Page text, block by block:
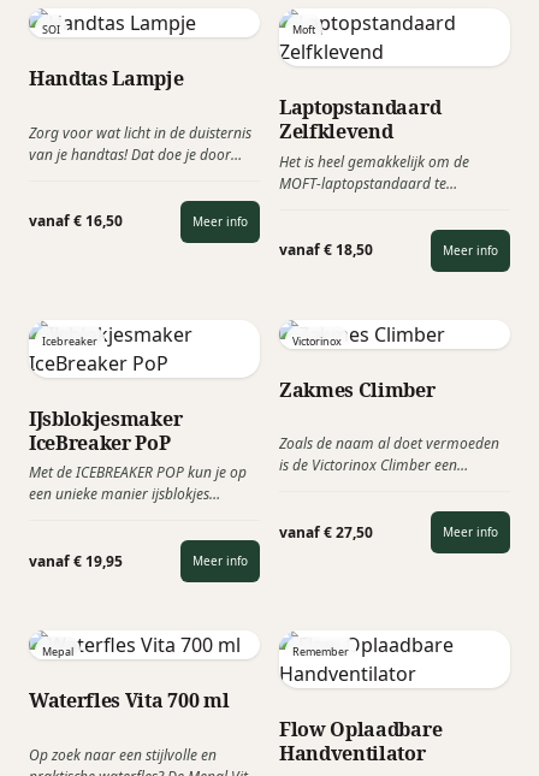
SOI
Handtas Lampje
Zorg voor wat licht in de duisternis
van je handtas! Dat doe je door
lampje. Het wereldwijd eerste
automatische lampje voor in je tas.
vanaf € 16,50 Meer info
Moft
Laptopstandaard
Zelfklevend
Het is heel gemakkelijk om de
MOFT-laptopstandaard te
seconde voor nodig om deze te
openen en te sluiten. Je zult geen
frustratie hebben als je veel tijd
MOFT altijd bij de laptop, dus je
aan gewend bent.
vanaf € 18,50 Meer info
Icebreaker
IJsblokjesmaker
IceBreaker PoP
Met de ICEBREAKER POP kun je op
een unieke manier ijsblokjes
zo speciaal door de eenvoud. Je
hoeft enkel de twee hendels aan de
zijkanten van elkaar af te trekken
vanaf € 19,95 Meer info
Victorinox
Zakmes Climber
Zoals de naam al doet vermoeden
is de Victorinox Climber een
klim- en survivalexpedities. Deze
Climber heeft maar liefst 14
functies van roestvrijstaal, is scherp
vanaf € 27,50 Meer info
Mepal
Waterfles Vita 700 ml
Op zoek naar een stijlvolle en
Remember
Flow Oplaadbare
Handventilator